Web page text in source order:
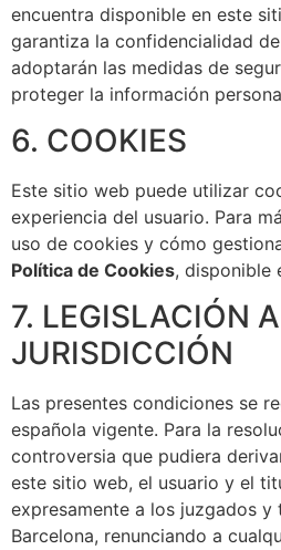
encuentra disponible en este
garantiza la confidencialidad
adoptarán las medidas de
proteger la información
6. COOKIES
Este sitio web puede utilizar
experiencia del usuario. Para
uso de cookies y cómo
Política de Cookies, disponible
7. LEGISLACIÓN
JURISDICCIÓN
Las presentes condiciones se
española vigente. Para la
controversia que pudiera
este sitio web, el usuario y el
expresamente a los juzgados y
Barcelona, renunciando a